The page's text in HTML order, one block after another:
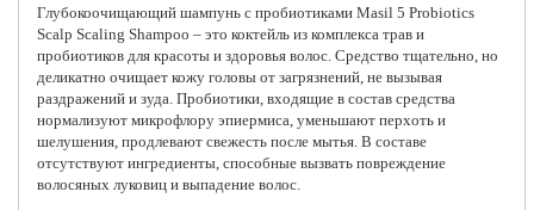
Глубокоочищающий шампунь с пробиотиками Masil 5 Probiotics
Scalp Scaling Shampoo – это коктейль из комплекса трав и
пробиотиков для красоты и здоровья волос. Средство тщательно, но
деликатно очищает кожу головы от загрязнений, не вызывая
раздражений и зуда. Пробиотики, входящие в состав средства
нормализуют микрофлору эпиермиса, уменьшают перхоть и
шелушения, продлевают свежесть после мытья. В составе
отсутствуют ингредиенты, способные вызвать повреждение
волосяных луковиц и выпадение волос.